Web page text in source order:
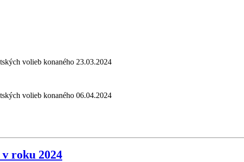
volieb konaného 23.03.2024
volieb konaného 06.04.2024
roku 2024